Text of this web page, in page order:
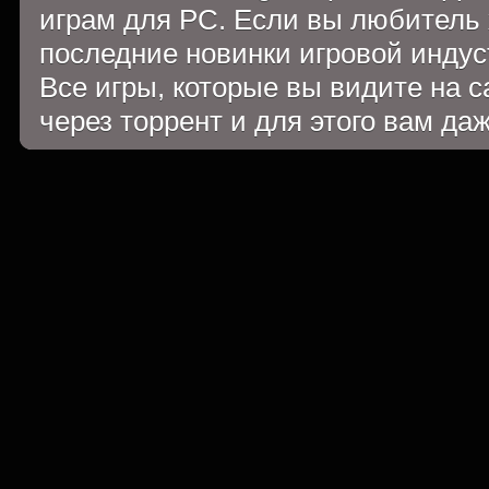
играм для PC. Если вы
последние новинки игровой
Все игры, которые вы видите на
через торрент и для этого вам